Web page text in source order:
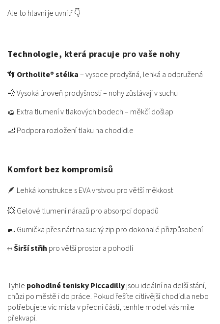
Ale to hlavní je uvnitř 👇
Technologie, která pracuje pro vaše nohy
👣Ortholite® stélka– vysoce prodyšná, lehká a odpružená
💨 Vysoká úroveň prodyšnosti – nohy zůstávají v suchu
🧽 Extra tlumení v tlakových bodech – měkčí došlap
🦶 Podpora rozložení tlaku na chodidle
Komfort bez kompromisů
🪶 Lehká konstrukce s EVA vrstvou pro větší měkkost
💥 Gelové tlumení nárazů pro absorpci dopadů
🥿 Gumička přes nárt na suchý zip pro dokonalé přizpůsobení
↔️Širší střih pro větší prostor a pohodlí
Tyhle pohodlné tenisky Piccadillyjsou ideální na delší stání,
chůzi po městě i do práce. Pokud řešíte citlivější chodidla nebo
potřebujete víc místa v přední části, tenhle model vás mile
překvapí.